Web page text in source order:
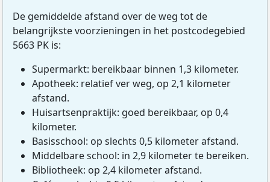
De gemiddelde afstand over de weg tot de
belangrijkste voorzieningen in het postcodegebied
5663 PK is:
Supermarkt: bereikbaar binnen 1,3 kilometer.
Apotheek: relatief ver weg, op 2,1 kilometer
afstand.
Huisartsenpraktijk: goed bereikbaar, op 0,4
kilometer.
Basisschool: op slechts 0,5 kilometer afstand.
Middelbare school: in 2,9 kilometer te bereiken.
Bibliotheek: op 2,4 kilometer afstand.